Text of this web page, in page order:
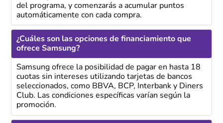
del programa, y comenzarás a acumular puntos
automáticamente con cada compra.
¿Cuáles son las opciones de financiamiento que
ofrece Samsung?
Samsung ofrece la posibilidad de pagar en hasta 18
cuotas sin intereses utilizando tarjetas de bancos
seleccionados, como BBVA, BCP, Interbank y Diners
Club. Las condiciones específicas varían según la
promoción.